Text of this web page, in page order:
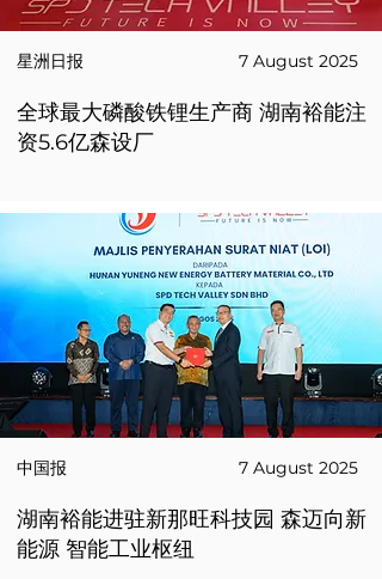
星洲日报 7 August 2025
全球最大磷酸铁锂生产商 湖南裕能注
资5.6亿森设厂
中国报 7 August 2025
湖南裕能进驻新那旺科技园 森迈向新
能源 智能工业枢纽